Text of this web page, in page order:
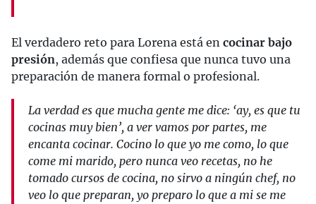
El verdadero reto para Lorena está en cocinar bajo
presión, además que confiesa que nunca tuvo una
preparación de manera formal o profesional.
La verdad es que mucha gente me dice: ‘ay, es que tu
cocinas muy bien’, a ver vamos por partes, me
encanta cocinar. Cocino lo que yo me como, lo que
come mi marido, pero nunca veo recetas, no he
tomado cursos de cocina, no sirvo a ningún chef, no
veo lo que preparan, yo preparo lo que a mi se me